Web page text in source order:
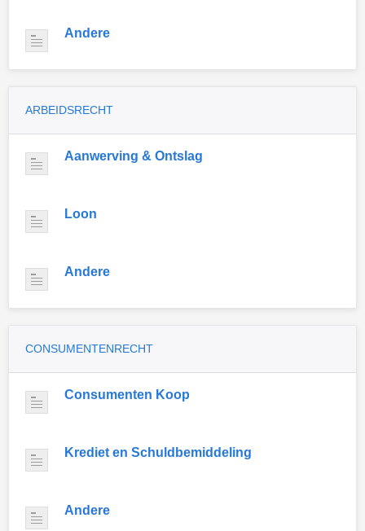
Andere
ARBEIDSRECHT
Aanwerving & Ontslag
Loon
Andere
CONSUMENTENRECHT
Consumenten Koop
Krediet en Schuldbemiddeling
Andere